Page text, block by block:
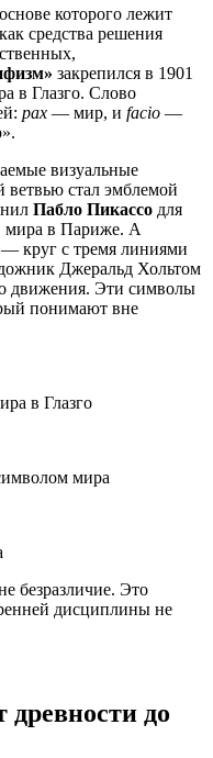
которого лежит
средства решения
закрепился в 1901
в Глазго. Слово
pax — мир, и facio —
визуальные
ветвью стал эмблемой
Пабло Пикассо для
мира в Париже. А
круг с тремя линиями
Джеральд Хольтом
движения. Эти символы
понимают вне
в Глазго
мира
безразличие. Это
дисциплины не
до